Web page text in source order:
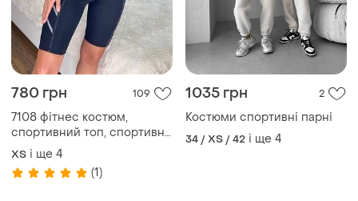
780 грн 109
7108 фітнес костюм,
спортивний топ, спортивні
жіночі, костюм для
спортзалу,спортивний одяг
ХS і ще 4
(1)
1035 грн 2
Костюми спортивні парні
34 / XS / 42 і ще 4